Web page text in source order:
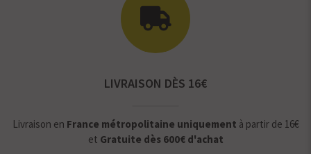
LIVRAISON DÈS 16€
Livraison en France métropolitaine uniquement à partir de 16€
et Gratuite dès 600€ d'achat